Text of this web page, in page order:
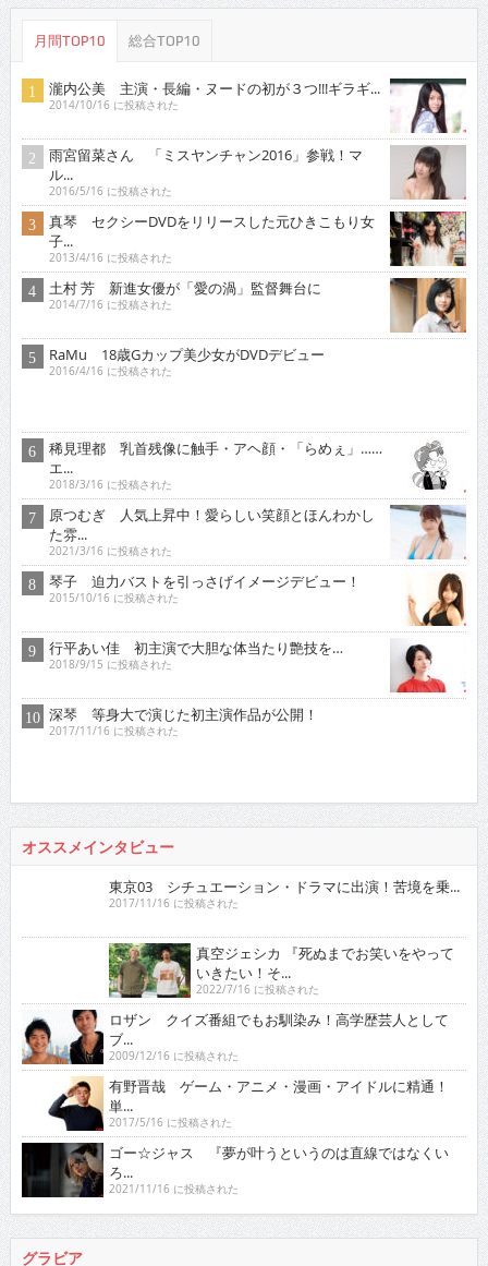
月間TOP10 総合TOP10
瀧内公美 主演・長編・ヌードの初が３つ!!!ギラギ...
2014/10/16 に投稿された
雨宮留菜さん 「ミスヤンチャン2016」参戦！マ
ル...
2016/5/16 に投稿された
真琴 セクシーDVDをリリースした元ひきこもり女
子...
2013/4/16 に投稿された
土村 芳 新進女優が「愛の渦」監督舞台に
2014/7/16 に投稿された
RaMu 18歳Gカップ美少女がDVDデビュー
2016/4/16 に投稿された
エ...
2018/3/16 に投稿された
原つむぎ 人気上昇中！愛らしい笑顔とほんわかし
た雰...
2021/3/16 に投稿された
琴子 迫力バストを引っさげイメージデビュー！
東京03 シチュエーション・ドラマに出演！苦境を乗...
2017/11/16 に投稿された
真空ジェシカ 『死ぬまでお笑いをやっていきたい！そ...
ロザン クイズ番組でもお馴染み！高学歴芸人として
ブ...
2009/12/16 に投稿された
有野晋哉 ゲーム・アニメ・漫画・アイドルに精通！
単...
2017/5/16 に投稿された
ゴー☆ジャス 『夢が叶うというのは直線ではなくい
ろ...
2021/11/16 に投稿された